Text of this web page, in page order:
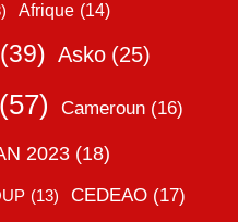
Afrique (14)
(39) Asko (25)
(57) Cameroun (16)
2023 (18)
(13) CEDEAO (17)